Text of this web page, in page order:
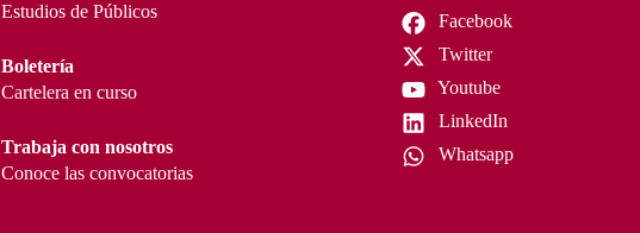
Estudios de Públicos
Boletería
Cartelera en curso
Trabaja con nosotros
Conoce las convocatorias
Facebook
Twitter
Youtube
LinkedIn
Whatsapp